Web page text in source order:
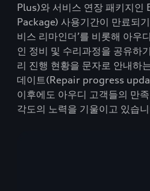
Plus)와 서비스 연장 패키지
Package) 사용기간이 만료되
비스 리마인더’를 비롯해 아우
인 정비 및 수리과정을 공유하
리 진행 현황을 문자로 안내하
데이트(Repair progress
이후에도 아우디 고객들의 만
각도의 노력을 기울이고 있습